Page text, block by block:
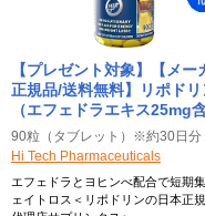
【プレゼント対象】【メー
正規品/送料無料】リポドリ
（エフェドラエキス25mg
有）【黄色】 90粒
Hi-Tech Pharmaceuticals
ル）
90粒（タブレット）※約30日分
Hi Tech Pharmaceuticals
エフェドラとヨヒンべ配合で短期
ェイトロス＜リポドリンの日本正